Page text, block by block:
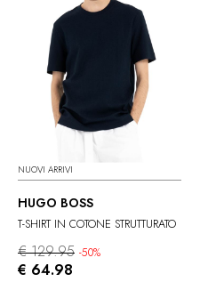
NUOVI ARRIVI
HUGO BOSS
T-SHIRT IN COTONE STRUTTURATO
€ 129.95 -50%
€ 64.98